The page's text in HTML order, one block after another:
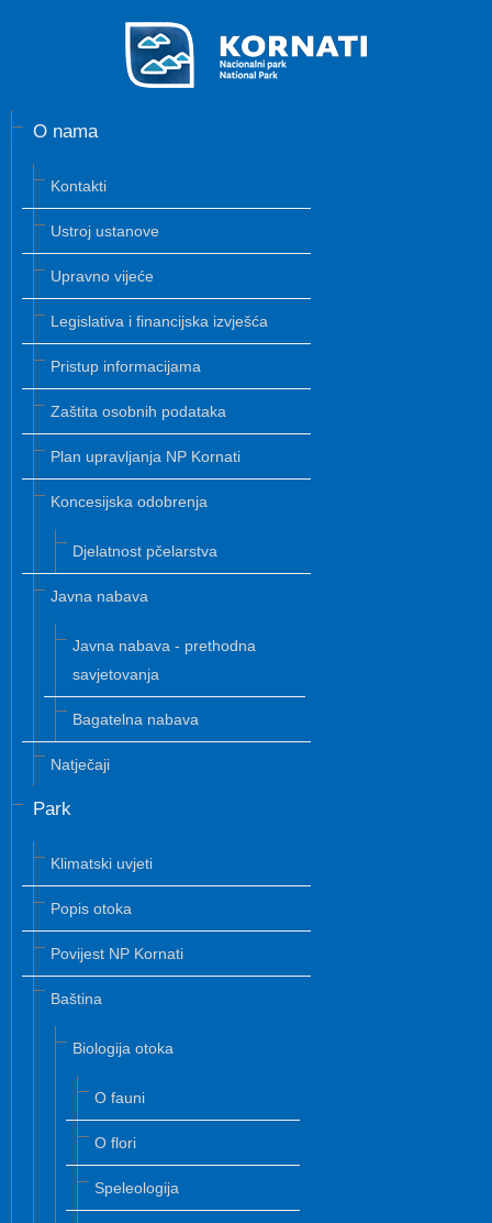
O nama
Kontakti
Ustroj ustanove
Upravno vijeće
Legislativa i financijska izvješća
Pristup informacijama
Zaštita osobnih podataka
Plan upravljanja NP Kornati
Koncesijska odobrenja
Djelatnost pčelarstva
Javna nabava
Javna nabava - prethodna
savjetovanja
Bagatelna nabava
Natječaji
Park
Klimatski uvjeti
Popis otoka
Povijest NP Kornati
Baština
Biologija otoka
O fauni
O flori
Speleologija